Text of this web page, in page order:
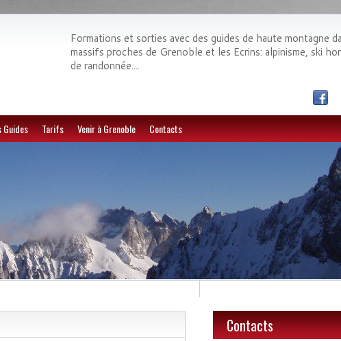
Formations et sorties avec des guides de haute montagne
massifs proches de Grenoble et les Ecrins: alpinisme, ski
de randonnée....
Guides Tarifs Venir à Grenoble Contacts
Contacts